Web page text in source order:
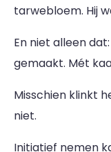
tarwebloem. Hij
En niet alleen
gemaakt. Mét
Misschien klinkt
niet.
Initiatief nemen